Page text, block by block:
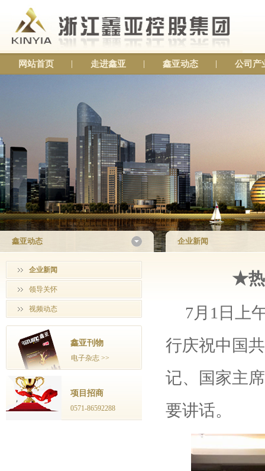
网站首页 走进鑫亚 鑫亚动态 公司产
企业新闻
★热
7月1日上
行庆祝中国
记、国家主
要讲话。
鑫亚动态
企业新闻
领导关怀
视频动态
鑫亚刊物
电子杂志 >>
项目招商
0571-86592288